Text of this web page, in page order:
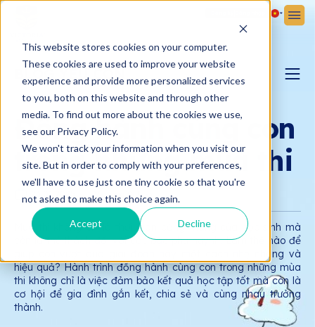
This website stores cookies on your computer.
These cookies are used to improve your website
experience and provide more personalized services
to you, both on this website and through other
media. To find out more about the cookies we use,
see our Privacy Policy.
We won't track your information when you visit our
site. But in order to comply with your preferences,
we'll have to use just one tiny cookie so that you're
not asked to make this choice again.
Accept Decline
BLOG YÊU CON
BLOG YÊU CON
BẢN TIN VICTORIA
Đồng hành cùng con
trong những mùa thi
23.01.2025 Victoria School
Mùa thi không chỉ là thời gian căng thẳng của học sinh mà
còn là thử thách đối với các bậc phụ huynh. Làm thế nào để
giúp con vượt qua giai đoạn này một cách nhẹ nhàng và
hiệu quả? Hành trình đồng hành cùng con trong những mùa
thi không chỉ là việc đảm bảo kết quả học tập tốt mà còn là
cơ hội để gia đình gắn kết, chia sẻ và cùng nhau trưởng
thành.